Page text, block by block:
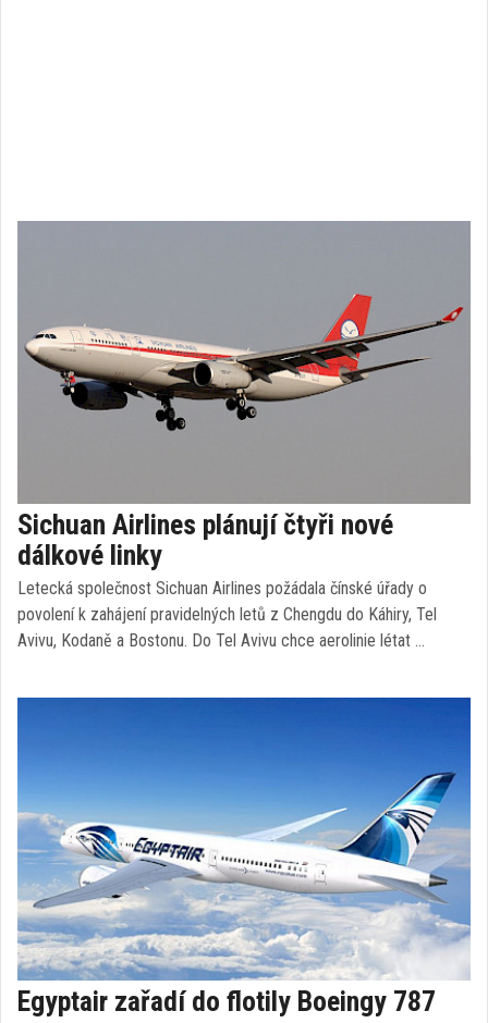
Sichuan Airlines plánují čtyři nové
dálkové linky
Letecká společnost Sichuan Airlines požádala čínské úřady o
povolení k zahájení pravidelných letů z Chengdu do Káhiry, Tel
Avivu, Kodaně a Bostonu. Do Tel Avivu chce aerolinie létat …
Egyptair zařadí do flotily Boeingy 787